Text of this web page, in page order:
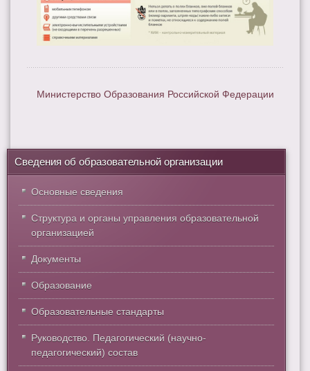
Министерство Образования Российской Федерации
Сведения об образовательной организации
Основные сведения
Структура и органы управления образовательной
организацией
Документы
Образование
Образовательные стандарты
Руководство. Педагогический (научно-
педагогический) состав